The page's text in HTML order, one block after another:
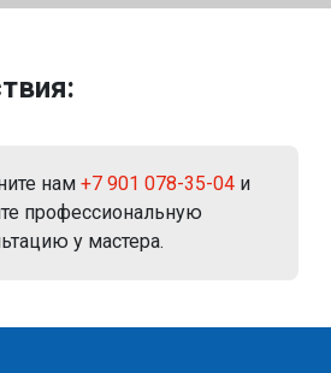
нам +7 901 078-35-04 и
профессиональную
у мастера.